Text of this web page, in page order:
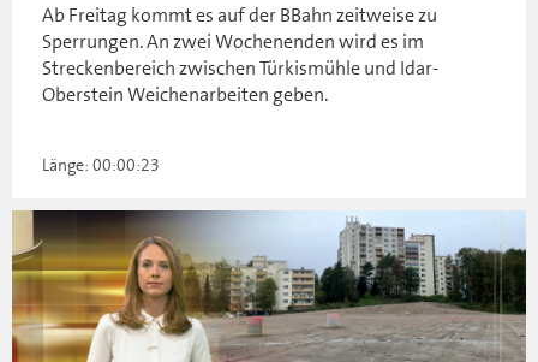
Ab Freitag kommt es auf der BBahn zeitweise zu
Sperrungen. An zwei Wochenenden wird es im
Streckenbereich zwischen Türkismühle und Idar-
Oberstein Weichenarbeiten geben.
Länge: 00:00:23